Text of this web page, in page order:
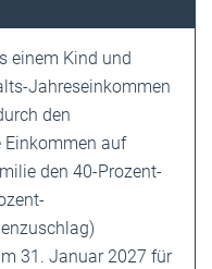
einem Kind und
Jahreseinkommen
den
Einkommen auf
den 40-Prozent-
31. Januar 2027 für